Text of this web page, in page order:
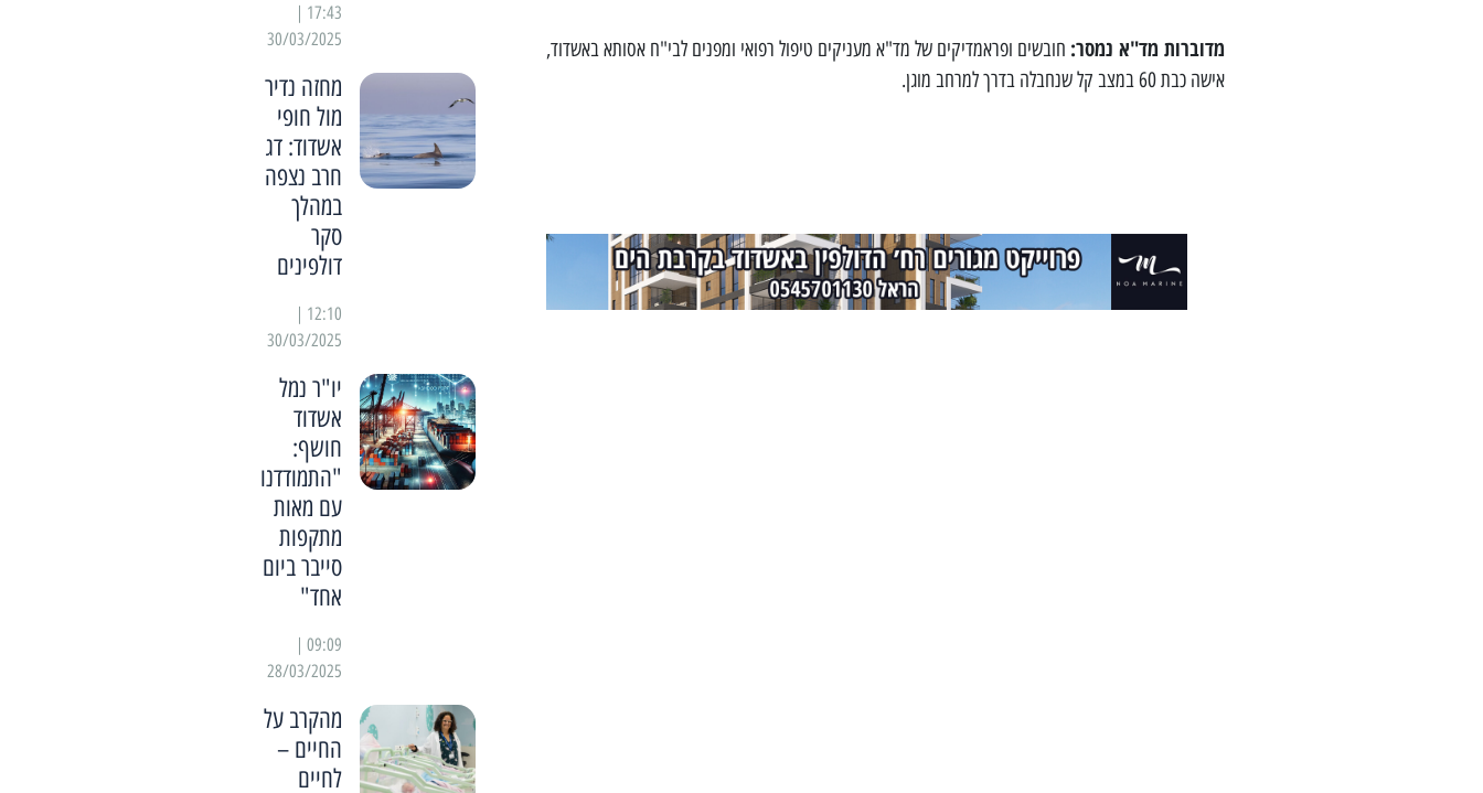
מדוברות מד"א נמסר: חובשים ופראמדיקים של מד"א מעניקים טיפול רפואי ומפנים לבי"ח אסותא באשדוד,
אישה כבת 60 במצב קל שנחבלה בדרך למרחב מוגן.
30/03/2025
מחזה נדיר
מול חופי
אשדוד: דג
חרב נצפה
במהלך
סקר
דולפינים
30/03/2025
יו"ר נמל
אשדוד
חושף:
"התמודדנו
עם מאות
מתקפות
סייבר ביום
אחד"
28/03/2025
מהקרב על
החיים –
לחיים